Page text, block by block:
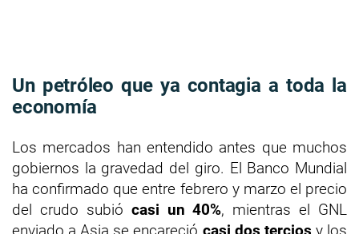
Un petróleo que ya contagia a toda la
economía
Los mercados han entendido antes que muchos
gobiernos la gravedad del giro. El Banco Mundial
ha confirmado que entre febrero y marzo el precio
del crudo subió casi un 40%, mientras el GNL